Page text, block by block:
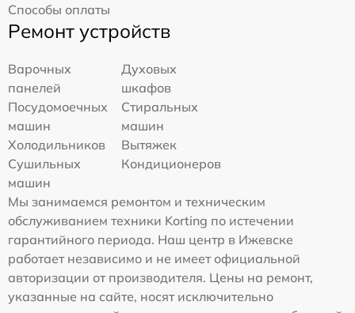
Способы оплаты
Ремонт устройств
Варочных
панелей
Духовых
шкафов
Посудомоечных
машин
Стиральных
машин
Холодильников
Вытяжек
Сушильных
машин
Кондиционеров
Мы занимаемся ремонтом и техническим
обслуживанием техники Korting по истечении
гарантийного периода. Наш центр в Ижевске
работает независимо и не имеет официальной
авторизации от производителя. Цены на ремонт,
указанные на сайте, носят исключительно